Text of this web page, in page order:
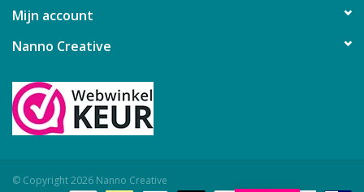
Mijn account
Nanno Creative
© Copyright 2026 Nanno Creative